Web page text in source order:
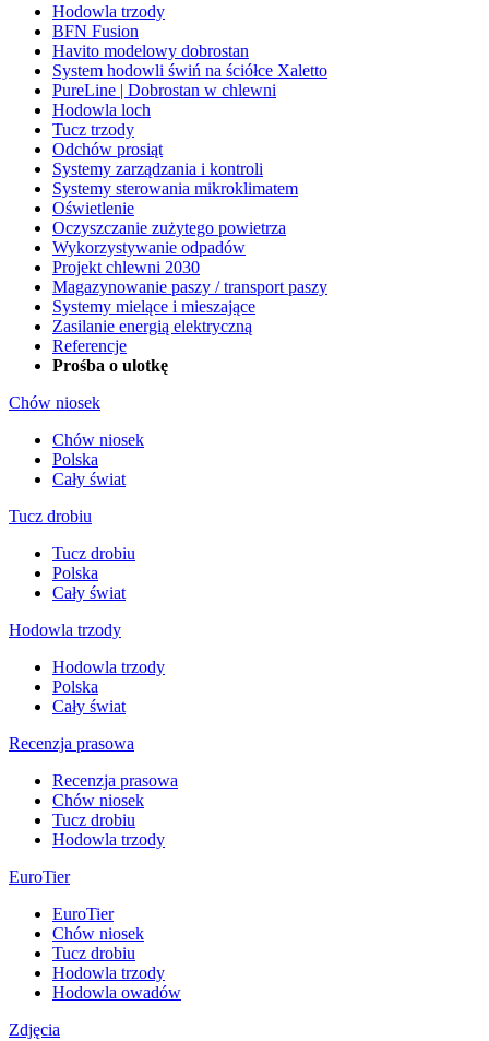
Hodowla trzody
BFN Fusion
Havito modelowy dobrostan
System hodowli świń na ściółce Xaletto
PureLine | Dobrostan w chlewni
Hodowla loch
Tucz trzody
Odchów prosiąt
Systemy zarządzania i kontroli
Systemy sterowania mikroklimatem
Oświetlenie
Oczyszczanie zużytego powietrza
Wykorzystywanie odpadów
Projekt chlewni 2030
Magazynowanie paszy / transport paszy
Systemy mielące i mieszające
Zasilanie energią elektryczną
Referencje
Prośba o ulotkę
Chów niosek
Chów niosek
Polska
Cały świat
Tucz drobiu
Tucz drobiu
Polska
Cały świat
Hodowla trzody
Hodowla trzody
Polska
Cały świat
Recenzja prasowa
Recenzja prasowa
Chów niosek
Tucz drobiu
Hodowla trzody
EuroTier
EuroTier
Chów niosek
Tucz drobiu
Hodowla trzody
Hodowla owadów
Zdjęcia